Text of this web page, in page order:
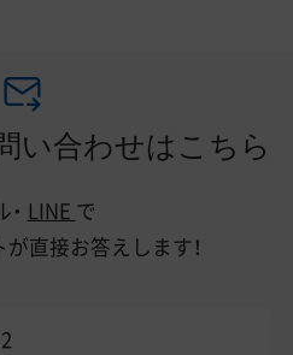
い合わせはこちら
LINE で
直接お答えします！